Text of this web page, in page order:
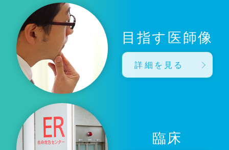
目指す医師像
詳細を見る
臨床